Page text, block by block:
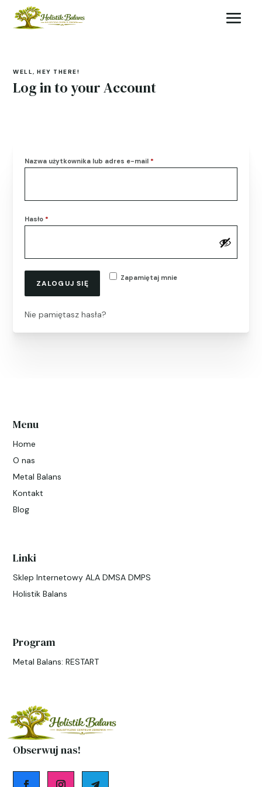
WELL, HEY THERE!
Log in to your Account
Nazwa użytkownika lub adres e-mail *
Hasło *
Zapamiętaj mnie
ZALOGUJ SIĘ
Nie pamiętasz hasła?
Menu
Home
O nas
Metal Balans
Kontakt
Blog
Linki
Sklep Internetowy ALA DMSA DMPS
Holistik Balans
Program
Metal Balans: RESTART
Obserwuj nas!